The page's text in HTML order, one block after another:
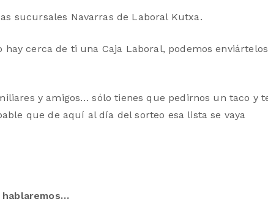
sucursales Navarras de Laboral Kutxa.
cerca de ti una Caja Laboral, podemos enviártelos
y amigos… sólo tienes que pedirnos un taco y
que de aquí al día del sorteo esa lista se vaya
hablaremos…